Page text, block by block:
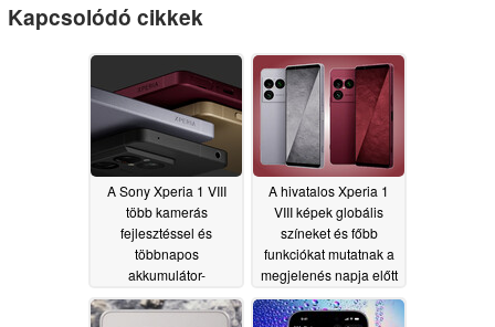
Kapcsolódó cikkek
A Sony Xperia 1 VIII
több kamerás
fejlesztéssel és
többnapos
akkumulátor-
üzemidővel jelenik
meg05/13/2026
A hivatalos Xperia 1
VIII képek globális
színeket és főbb
funkciókat mutatnak a
megjelenés napja előtt
05/12/2026